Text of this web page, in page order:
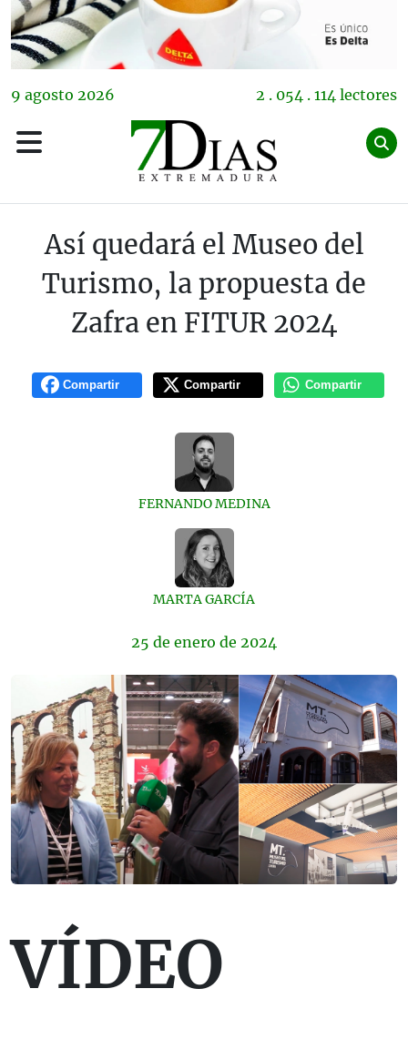
9 agosto 2026 2 . 054 . 114 lectores
Así quedará el Museo del
Turismo, la propuesta de
Zafra en FITUR 2024
Compartir Compartir Compartir
FERNANDO MEDINA
MARTA GARCÍA
25 de enero de 2024
VÍDEO